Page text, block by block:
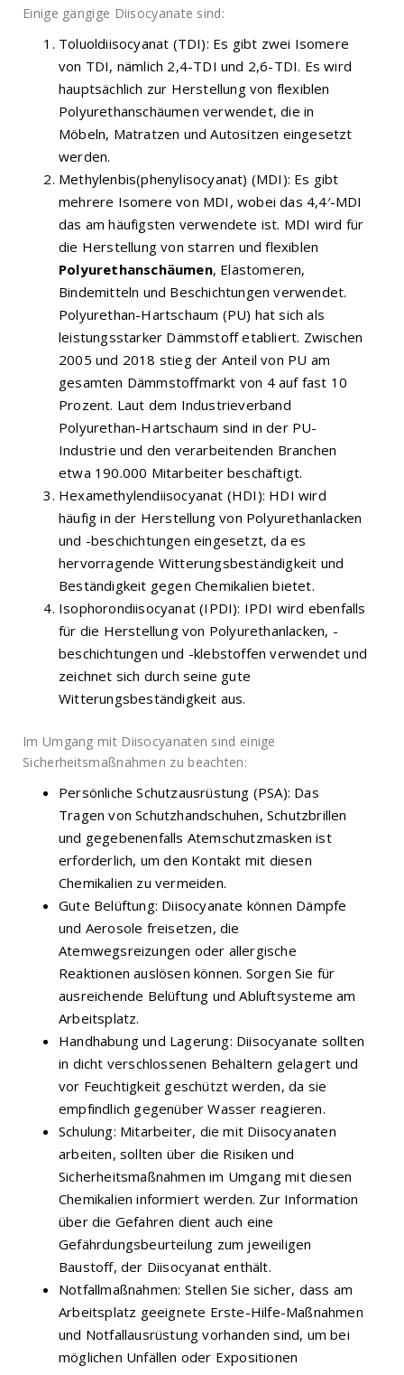
Einige gängige Diisocyanate sind:
Toluoldiisocyanat (TDI): Es gibt zwei Isomere
von TDI, nämlich 2,4-TDI und 2,6-TDI. Es wird
hauptsächlich zur Herstellung von flexiblen
Polyurethanschäumen verwendet, die in
Möbeln, Matratzen und Autositzen eingesetzt
werden.
Methylenbis(phenylisocyanat) (MDI): Es gibt
mehrere Isomere von MDI, wobei das 4,4′-MDI
das am häufigsten verwendete ist. MDI wird für
die Herstellung von starren und flexiblen
Polyurethanschäumen, Elastomeren,
Bindemitteln und Beschichtungen verwendet.
Polyurethan-Hartschaum (PU) hat sich als
leistungsstarker Dämmstoff etabliert. Zwischen
2005 und 2018 stieg der Anteil von PU am
gesamten Dämmstoffmarkt von 4 auf fast 10
Prozent. Laut dem Industrieverband
Polyurethan-Hartschaum sind in der PU-
Industrie und den verarbeitenden Branchen
etwa 190.000 Mitarbeiter beschäftigt.
Hexamethylendiisocyanat (HDI): HDI wird
häufig in der Herstellung von Polyurethanlacken
und -beschichtungen eingesetzt, da es
hervorragende Witterungsbeständigkeit und
Beständigkeit gegen Chemikalien bietet.
Isophorondiisocyanat (IPDI): IPDI wird ebenfalls
für die Herstellung von Polyurethanlacken, -
beschichtungen und -klebstoffen verwendet und
zeichnet sich durch seine gute
Witterungsbeständigkeit aus.
Im Umgang mit Diisocyanaten sind einige
Sicherheitsmaßnahmen zu beachten:
Persönliche Schutzausrüstung (PSA): Das
Tragen von Schutzhandschuhen, Schutzbrillen
und gegebenenfalls Atemschutzmasken ist
erforderlich, um den Kontakt mit diesen
Chemikalien zu vermeiden.
Gute Belüftung: Diisocyanate können Dämpfe
und Aerosole freisetzen, die
Atemwegsreizungen oder allergische
Reaktionen auslösen können. Sorgen Sie für
ausreichende Belüftung und Abluftsysteme am
Arbeitsplatz.
Handhabung und Lagerung: Diisocyanate sollten
in dicht verschlossenen Behältern gelagert und
vor Feuchtigkeit geschützt werden, da sie
empfindlich gegenüber Wasser reagieren.
Schulung: Mitarbeiter, die mit Diisocyanaten
arbeiten, sollten über die Risiken und
Sicherheitsmaßnahmen im Umgang mit diesen
Chemikalien informiert werden. Zur Information
über die Gefahren dient auch eine
Gefährdungsbeurteilung zum jeweiligen
Baustoff, der Diisocyanat enthält.
Notfallmaßnahmen: Stellen Sie sicher, dass am
Arbeitsplatz geeignete Erste-Hilfe-Maßnahmen
und Notfallausrüstung vorhanden sind, um bei
möglichen Unfällen oder Expositionen